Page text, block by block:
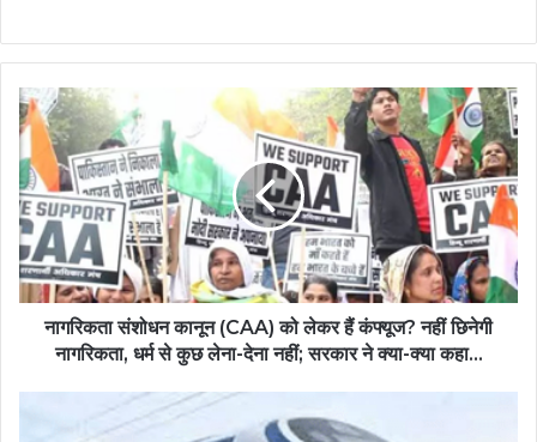
नागरिकता संशोधन कानून (CAA) को लेकर हैं कंफ्यूज? नहीं छिनेगी
नागरिकता, धर्म से कुछ लेना-देना नहीं; सरकार ने क्या-क्या कहा...